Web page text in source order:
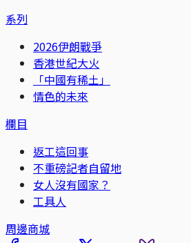
系列
2026伊朗戰爭
香港世紀大火
「中國有稀土」
情色的未來
欄目
返工這回事
不重磅記者自留地
女人沒有國家？
工具人
周邊商城